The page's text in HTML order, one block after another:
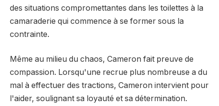
des situations compromettantes dans les toilettes à la
camaraderie qui commence à se former sous la
contrainte.
Même au milieu du chaos, Cameron fait preuve de
compassion. Lorsqu'une recrue plus nombreuse a du
mal à effectuer des tractions, Cameron intervient pour
l'aider, soulignant sa loyauté et sa détermination.